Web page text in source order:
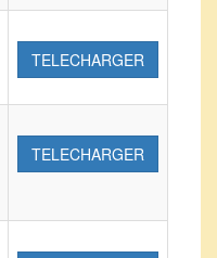
TELECHARGER
TELECHARGER